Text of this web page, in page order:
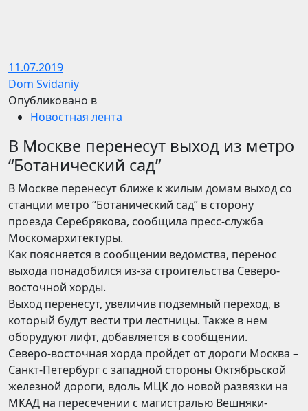
11.07.2019
Dom Svidaniy
Опубликовано в
Новостная лента
В Москве перенесут выход из метро
“Ботанический сад”
В Москве перенесут ближе к жилым домам выход со
станции метро “Ботанический сад” в сторону
проезда Серебрякова, сообщила пресс-служба
Москомархитектуры.
Как поясняется в сообщении ведомства, перенос
выхода понадобился из-за строительства Северо-
восточной хорды.
Выход перенесут, увеличив подземный переход, в
который будут вести три лестницы. Также в нем
оборудуют лифт, добавляется в сообщении.
Северо-восточная хорда пройдет от дороги Москва –
Санкт-Петербург с западной стороны Октябрьской
железной дороги, вдоль МЦК до новой развязки на
МКАД на пересечении с магистралью Вешняки-